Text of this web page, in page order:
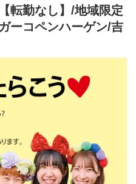
ンの店内は、カテゴリー別にい
ージャーと呼ばれる社員で
ャーを目指していただきま
転勤なし】/地域限定
ーコペンハーゲン/吉